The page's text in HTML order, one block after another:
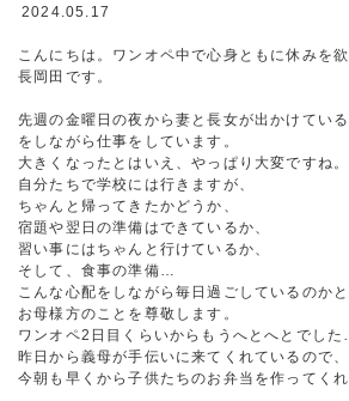
2024.05.17
こんにちは。ワンオペ中で心身ともに休みを
長岡田です。
先週の金曜日の夜から妻と長女が出かけてい
をしながら仕事をしています。
大きくなったとはいえ、やっぱり大変ですね。
自分たちで学校には行きますが、
ちゃんと帰ってきたかどうか、
宿題や翌日の準備はできているか、
習い事にはちゃんと行けているか、
そして、食事の準備…
こんな心配をしながら毎日過ごしているのか
お母様方のことを尊敬します。
ワンオペ2日目くらいからもうへとへとでし
昨日から義母が手伝いに来てくれているので
今朝も早くから子供たちのお弁当を作ってくれ